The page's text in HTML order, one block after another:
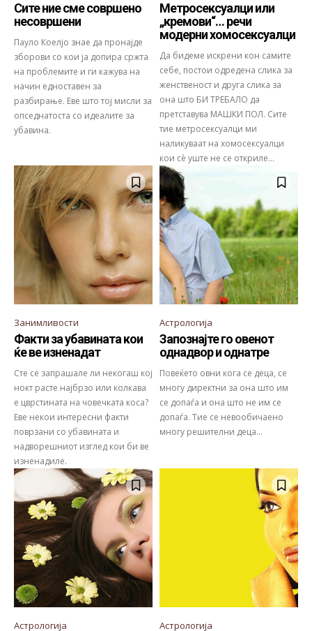
Сите ние сме совршено
несовршени
Пауло Коелјо знае да пронајде
зборови со кои ја допира сржта
на проблемите и ги кажува на
начин едноставен за
разбирање. Еве што тој мисли за
опседнатоста со идеалите за
убавина.
Метросексуалци или
„кремови“… речи
модерни хомосексуалци
Да бидеме искрени кон самите
себе, постои одредена слика за
женственост и друга слика за
она што БИ ТРЕБАЛО да
претставува МАШКИ ПОЛ. Сите
тие метросексуалци ми
наликуваат на хомосексуалци
кои сè уште не се откриле...
Занимливости
Факти за убавината кои
ќе ве изненадат
Сте се запрашале ли некогаш кој
нокт расте најбрзо или колкава
е цврстината на човечката коса?
Еве некои интересни факти
поврзани со убавината и
надворешниот изглед кои би ве
изненадиле.
Астрологија
Запознајте го овенот
однадвор и однатре
Повеќето овни кога се деца, се
многу директни за она што им
се допаѓа и она што не им се
допаѓа. Тие се невообичаено
многу решителни деца...
Астрологија Астрологија